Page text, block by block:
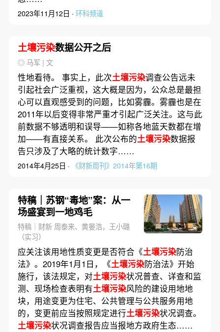
2023年11月12日 · 环科频道
土壤污染数据公开之后
◎ 马军 | 文
性地看待。 事实上，此次土壤污染调查公告远未
引起社会广泛重视，这大概是因为，公众总是最担
心可以直观感受到的问题，比如雾霾。雾霾也是在
2011年以后变得非常严重才引起广泛关注。这与此
前数据不够透明和误导——如称各地蓝天数都在增
加——有直接关系。 此次公布的土壤污染数据报
告只涉及了大略的统计数字……
2014年4月25日 · 《财新周刊》2014年第16期
特稿｜苏钢“毒地”案：从一
场盛宴到一地鸡毛
特稿｜财新 周泰来、黄晏浩，王小璐
（实习）
应关注该用地性质变更是否符合《土壤污染防治
法》。2019年1月1日，《土壤污染防治法》开始
施行，该法规定，对土壤污染状况普查、详查和监
测、现场检查表明有土壤污染风险的建设用地地
块，用途变更为住宅、公共管理与公共服务用地
的，变更前应当按照规定进行土壤污染状况调查。
土壤污染状况调查报告应当报地方政府生态……